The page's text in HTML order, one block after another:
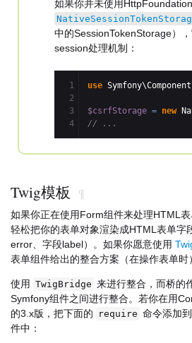
如果你并未使用
中的SessionTokenStorage）
session处理机制：
1
2
3
use
$csrfStorage = new
// ...
Twig模板 ¶
如果你正在使用Form组件来处理HTML
轻松把你的表单对象渲染成HTML表单字
error、字段label）。如果你愿意使用
表单组件给出的整合方案（在操作表单时
使用 TwigBridge 来进行整合，而桥的
Symfony组件之间进行整合。若你在用
的3.x版，把下面的
require 命令添加
件中：